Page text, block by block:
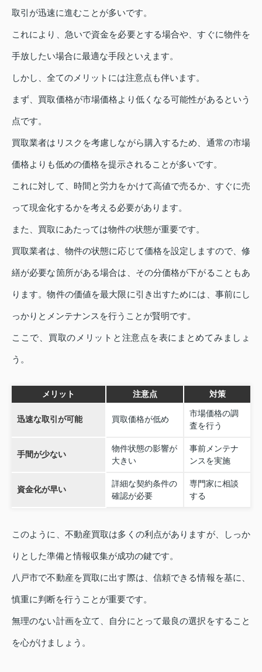
取引が迅速に進むことが多いです。
これにより、急いで資金を必要とする場合や、すぐに物件を
手放したい場合に最適な手段といえます。
しかし、全てのメリットには注意点も伴います。
まず、買取価格が市場価格より低くなる可能性があるという
点です。
買取業者はリスクを考慮しながら購入するため、通常の市場
価格よりも低めの価格を提示されることが多いです。
これに対して、時間と労力をかけて高値で売るか、すぐに売
って現金化するかを考える必要があります。
また、買取にあたっては物件の状態が重要です。
買取業者は、物件の状態に応じて価格を設定しますので、修
繕が必要な箇所がある場合は、その分価格が下がることもあ
ります。物件の価値を最大限に引き出すためには、事前にし
っかりとメンテナンスを行うことが賢明です。
ここで、買取のメリットと注意点を表にまとめてみましょ
う。
メリット 注意点 対策
迅速な取引が可能 買取価格が低め
市場価格の調
査を行う
手間が少ない
物件状態の影響が
大きい
事前メンテナ
ンスを実施
資金化が早い
詳細な契約条件の
確認が必要
専門家に相談
する
このように、不動産買取は多くの利点がありますが、しっか
りとした準備と情報収集が成功の鍵です。
八戸市で不動産を買取に出す際は、信頼できる情報を基に、
慎重に判断を行うことが重要です。
無理のない計画を立て、自分にとって最良の選択をすること
を心がけましょう。